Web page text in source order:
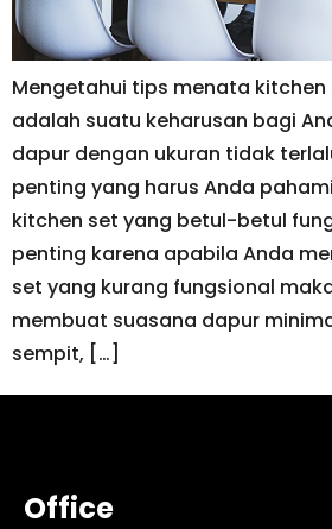
Mengetahui tips menata kitchen
adalah suatu keharusan bagi
dapur dengan ukuran tidak
penting yang harus Anda
kitchen set yang betul-betul
penting karena apabila Anda
set yang kurang fungsional
membuat suasana dapur
sempit, […]
Office